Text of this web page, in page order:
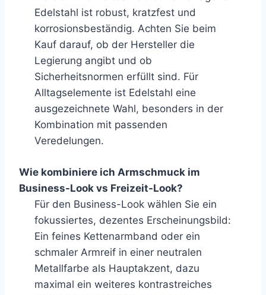
Edelstahl ist robust, kratzfest und
korrosionsbeständig. Achten Sie beim
Kauf darauf, ob der Hersteller die
Legierung angibt und ob
Sicherheitsnormen erfüllt sind. Für
Alltagselemente ist Edelstahl eine
ausgezeichnete Wahl, besonders in der
Kombination mit passenden
Veredelungen.
Wie kombiniere ich Armschmuck im
Business-Look vs Freizeit-Look?
Für den Business-Look wählen Sie ein
fokussiertes, dezentes Erscheinungsbild:
Ein feines Kettenarmband oder ein
schmaler Armreif in einer neutralen
Metallfarbe als Hauptakzent, dazu
maximal ein weiteres kontrastreiches